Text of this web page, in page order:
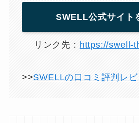
SWELL公式サイト
リンク先： https://swell-
>>SWELLの口コミ評判レ